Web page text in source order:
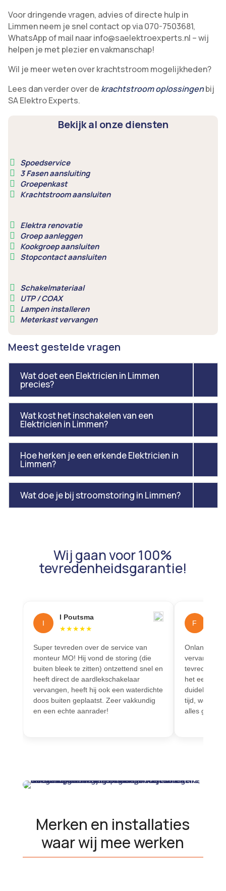
Voor dringende vragen, advies of directe hulp in
Limmen neem je snel contact op via 070-7503681,
WhatsApp of mail naar info@saelektroexperts.nl – wij
helpen je met plezier en vakmanschap!
Wil je meer weten over krachtstroom mogelijkheden?
Lees dan verder over de krachtstroom oplossingenbij
SA Elektro Experts.
Bekijk al onze diensten
Spoedservice
3 Fasen aansluiting
Groepenkast
Krachtstroom aansluiten
Elektra renovatie
Groep aanleggen
Kookgroep aansluiten
Stopcontact aansluiten
Schakelmateriaal
UTP / COAX
Lampen installeren
Meterkast vervangen
Meest gestelde vragen
Wat doet een Elektricien in Limmen
precies?
Wat kost het inschakelen van een
Elektricien in Limmen?
Hoe herken je een erkende Elektricien in
Limmen?
Wat doe je bij stroomstoring in Limmen?
Wij gaan voor 100%
tevredenheidsgarantie!
I
I Poutsma
★★★★★
Super tevreden over de service van
monteur MO! Hij vond de storing (die
buiten bleek te zitten) ontzettend snel en
heeft direct de aardlekschakelaar
vervangen, heeft hij ook een waterdichte
doos buiten geplaatst. Zeer vakkundig
en een echte aanrader!
F
Onlangs is
vervangen
tevreden
het eerste
duidelijk
tijd, werkte
alles goed
Merken en installaties
waar wij mee werken